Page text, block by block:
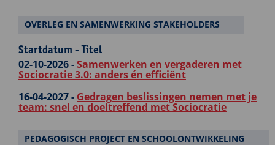
OVERLEG EN SAMENWERKING STAKEHOLDERS
Startdatum - Titel
02-10-2026 -Samenwerken en vergaderen met
Sociocratie 3.0: anders én efficiënt
16-04-2027 - Gedragen beslissingen nemen met je
team: snel en doeltreffend met Sociocratie
PEDAGOGISCH PROJECT EN SCHOOLONTWIKKELING